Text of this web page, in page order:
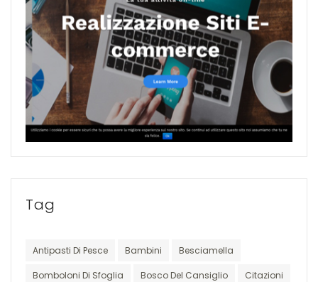
Tag
Antipasti Di Pesce Bambini Besciamella
Bomboloni Di Sfoglia Bosco Del Cansiglio Citazioni